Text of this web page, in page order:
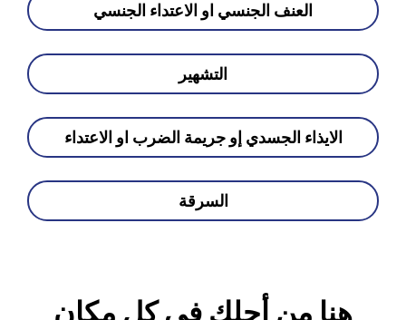
العنف الجنسي او الاعتداء الجنسي
التشهير
الايذاء الجسدي إو جريمة الضرب او الاعتداء
السرقة
هنا من أجلك في كل مكان